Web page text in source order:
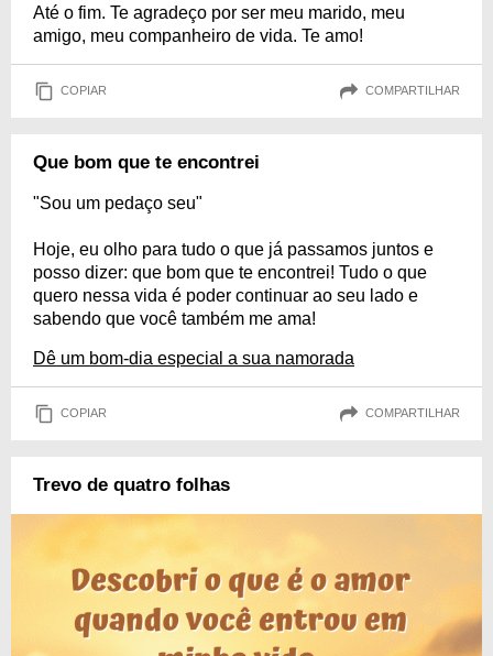
Até o fim. Te agradeço por ser meu marido, meu
amigo, meu companheiro de vida. Te amo!
COPIAR COMPARTILHAR
Que bom que te encontrei
"Sou um pedaço seu"
Hoje, eu olho para tudo o que já passamos juntos e
posso dizer: que bom que te encontrei! Tudo o que
quero nessa vida é poder continuar ao seu lado e
sabendo que você também me ama!
Dê um bom-dia especial a sua namorada
COPIAR COMPARTILHAR
Trevo de quatro folhas